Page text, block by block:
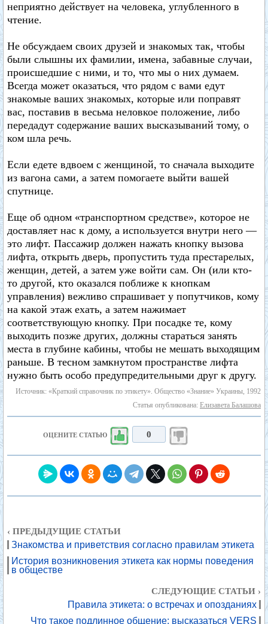
неприятно действует на человека, углубленного в
чтение.
Не обсуждаем своих друзей и знакомых так, чтобы
были слышны их фамилии, имена, забавные случаи,
происшедшие с ними, и то, что мы о них думаем.
Всегда может оказаться, что рядом с вами едут
знакомые ваших знакомых, которые или поправят
вас, поставив в весьма неловкое положение, либо
передадут содержание ваших высказываний тому, о
ком шла речь.
Если едете вдвоем с женщиной, то сначала выходите
из вагона сами, а затем помогаете выйти вашей
спутнице.
Еще об одном «транспортном средстве», которое не
доставляет нас к дому, а используется внутри него —
это лифт. Пассажир должен нажать кнопку вызова
лифта, открыть дверь, пропустить туда престарелых,
женщин, детей, а затем уже войти сам. Он (или кто-
то другой, кто оказался поближе к кнопкам
управления) вежливо спрашивает у попутчиков, кому
на какой этаж ехать, а затем нажимает
соответствующую кнопку. При посадке те, кому
выходить позже других, должны стараться занять
места в глубине кабины, чтобы не мешать выходящим
раньше. В тесном замкнутом пространстве лифта
нужно быть особо предупредительными друг к другу.
Источник: «Краткий справочник по этикету». Общество «Знание» Украины, 1992
Статья опубликована: Елизавета Балашова
ОЦЕНИТЕ СТАТЬЮ 0
‹ ПРЕДЫДУЩИЕ СТАТЬИ
Знакомства и приветствия согласно правилам этикета
История возникновения этикета как нормы поведения
в обществе
СЛЕДУЮЩИЕ СТАТЬИ ›
Правила этикета: о встречах и опозданиях
Что такое подлинное общение: высказаться VERS